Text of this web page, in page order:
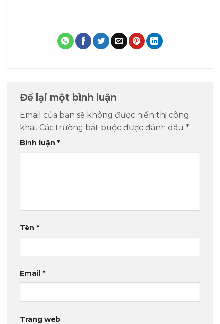
Để lại một bình luận
Email của bạn sẽ không được hiển thị công
khai. Các trường bắt buộc được đánh dấu *
Bình luận *
Tên *
Email *
Trang web